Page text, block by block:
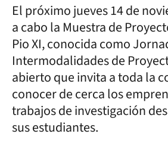
El próximo jueves 14 de
a cabo la Muestra de
Pio XI, conocida como
Intermodalidades de
abierto que invita a toda la
conocer de cerca los
trabajos de investigación
sus estudiantes.